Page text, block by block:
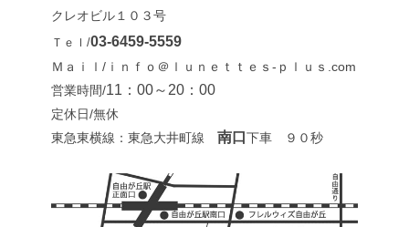
クレオビル１０３号
Ｔｅｌ/03-6459-5559
Ｍａｉｌ/ｉｎｆｏ＠ｌｕｎｅｔｔｅｓ-ｐｌｕｓ.com
営業時間/11：00～20：00
定休日/無休
東急東横線：東急大井町線 南口 下車 ９０秒